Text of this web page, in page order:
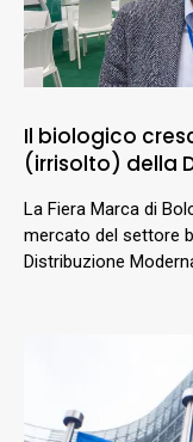
Il biologico
(irrisolto) della
La Fiera Marca di
mercato del settore
Distribuzione